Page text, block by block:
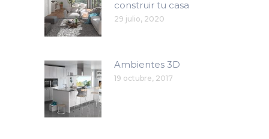
construir tu casa
29 julio, 2020
Ambientes 3D
19 octubre, 2017